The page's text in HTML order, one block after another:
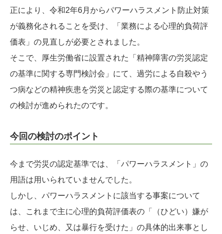
正により、令和2年6月からパワーハラスメント防止対策
が義務化されることを受け、「業務による心理的負荷評
価表」の見直しが必要とされました。
そこで、厚生労働省に設置された「精神障害の労災認定
の基準に関する専門検討会」にて、過労による自殺やう
つ病などの精神疾患を労災と認定する際の基準について
の検討が進められたのです。
今回の検討のポイント
今まで労災の認定基準では、「パワーハラスメント」の
用語は用いられていませんでした。
しかし、パワーハラスメントに該当する事案について
は、これまで主に心理的負荷評価表の「（ひどい）嫌が
らせ、いじめ、又は暴行を受けた」の具体的出来事とし